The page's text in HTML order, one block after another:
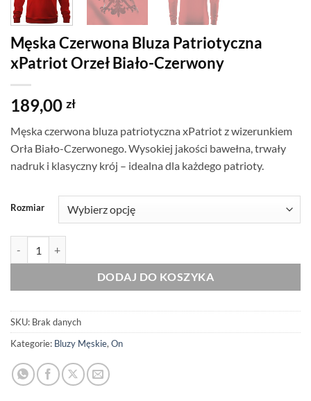
Męska Czerwona Bluza Patriotyczna
xPatriot Orzeł Biało-Czerwony
189,00 zł
Męska czerwona bluza patriotyczna xPatriot z wizerunkiem
Orła Biało-Czerwonego. Wysokiej jakości bawełna, trwały
nadruk i klasyczny krój – idealna dla każdego patrioty.
Rozmiar
DODAJ DO KOSZYKA
SKU: Brak danych
Kategorie: Bluzy Męskie, On